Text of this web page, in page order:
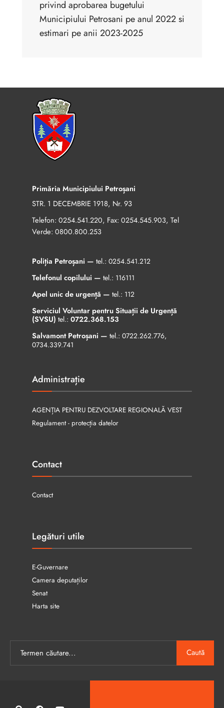
privind aprobarea bugetului
Municipiului Petrosani pe anul 2022 si
estimari pe anii 2023-2025
Primăria Municipiului Petroșani
STR. 1 DECEMBRIE 1918, Nr. 93
Telefon: 0254.541.220, Fax: 0254.545.903, Tel
Verde: 0800.800.253
Poliția Petroșani — tel.: 0254.541.212
Telefonul copilului — tel.: 116111
Apel unic de urgență — tel.: 112
Serviciul Voluntar pentru Situații de Urgență
(SVSU) tel.: 0722.368.153
Salvamont Petroșani — tel.: 0722.262.776,
0734.339.741
Administrație
AGENȚIA PENTRU DEZVOLTARE REGIONALĂ VEST
Regulament - protecția datelor
Contact
Contact
Legături utile
E-Guvernare
Camera deputaților
Senat
Harta site
Caută